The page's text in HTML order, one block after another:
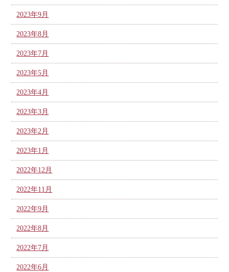
2023年9月
2023年8月
2023年7月
2023年5月
2023年4月
2023年3月
2023年2月
2023年1月
2022年12月
2022年11月
2022年9月
2022年8月
2022年7月
2022年6月